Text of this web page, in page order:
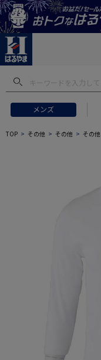
メンズ
TOP その他 その他 その他